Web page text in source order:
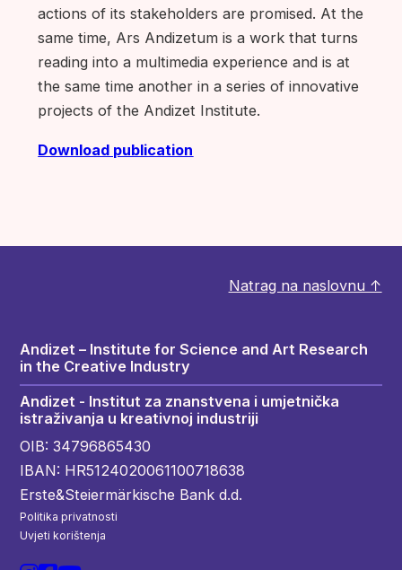
actions of its stakeholders are promised. At the
same time, Ars Andizetum is a work that turns
reading into a multimedia experience and is at
the same time another in a series of innovative
projects of the Andizet Institute.
Download publication
Natrag na naslovnu ↑
Andizet – Institute for Science and Art Research
in the Creative Industry
Andizet - Institut za znanstvena i umjetnička
istraživanja u kreativnoj industriji
OIB: 34796865430
IBAN: HR5124020061100718638
Erste&Steiermärkische Bank d.d.
Politika privatnosti
Uvjeti korištenja